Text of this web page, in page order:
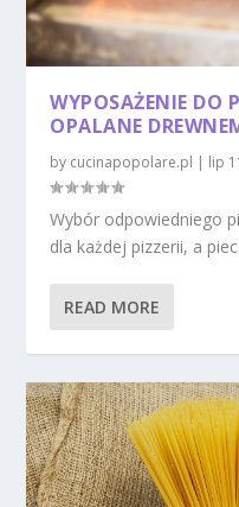
WYPOSAŻENIE DO
OPALANE
by cucinapopolare.pl | lip
Wybór odpowiedniego
dla każdej pizzerii, a
READ MORE